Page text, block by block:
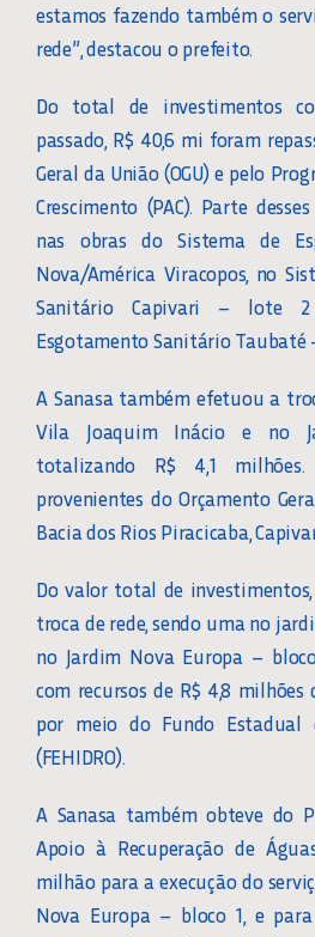
estamos fazendo também o
rede”, destacou o prefeito.
Do total de investimentos
passado, R$ 40,6 mi foram
Geral da União (OGU) e pelo
Crescimento (PAC). Parte
nas obras do Sistema de
Nova/América Viracopos, no
Sanitário Capivari – lote
Esgotamento Sanitário Taubaté
A Sanasa também efetuou a
Vila Joaquim Inácio e no
totalizando R$ 4,1
provenientes do Orçamento
Bacia dos Rios Piracicaba,
Do valor total de
troca de rede, sendo uma no
no Jardim Nova Europa –
com recursos de R$ 4,8 milhões
por meio do Fundo Estadual
(FEHIDRO).
A Sanasa também obteve do
Apoio à Recuperação de
milhão para a execução do
Nova Europa – bloco 1, e